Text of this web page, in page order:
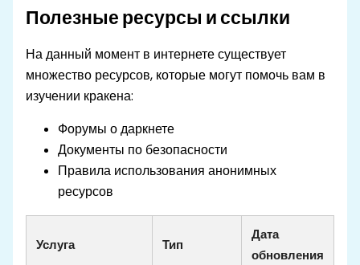
Полезные ресурсы и ссылки
На данный момент в интернете существует
множество ресурсов, которые могут помочь вам в
изучении кракена:
Форумы о даркнете
Документы по безопасности
Правила использования анонимных
ресурсов
Услуга Тип
Дата
обновления